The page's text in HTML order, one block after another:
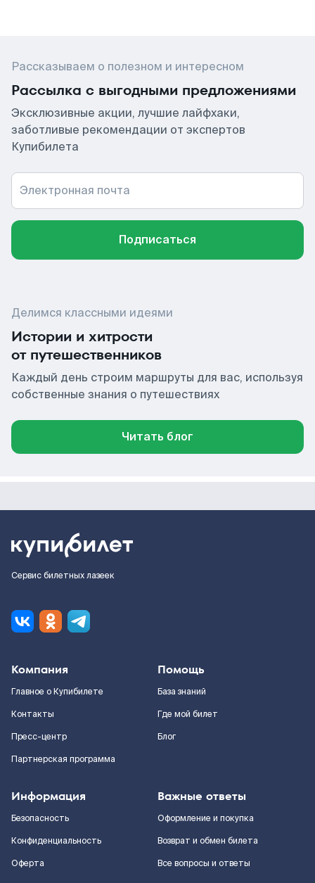
Рассказываем о полезном и интересном
Рассылка с выгодными предложениями
Эксклюзивные акции, лучшие лайфхаки,
заботливые рекомендации от экспертов
Купибилета
Электронная почта
Подписаться
Делимся классными идеями
Истории и хитрости
от путешественников
Каждый день строим маршруты для вас, используя
собственные знания о путешествиях
Читать блог
Сервис билетных лазеек
Компания
Главное о Купибилете
Контакты
Пресс-центр
Партнерская программа
Помощь
База знаний
Где мой билет
Блог
Информация
Безопасность
Конфиденциальность
Оферта
Важные ответы
Оформление и покупка
Возврат и обмен билета
Все вопросы и ответы